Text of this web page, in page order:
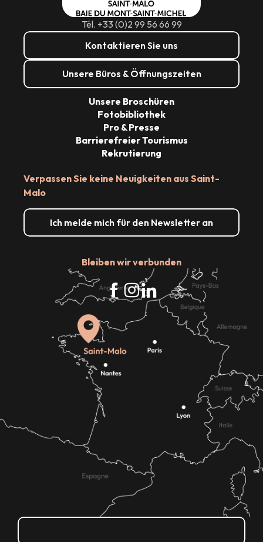
Tél. +33 (0)2 99 56 66 99
Kontaktieren Sie uns
Unsere Büros & Öffnungszeiten
Verpassen Sie keine Neuigkeiten aus Saint-
Malo
Ich melde mich für den Newsletter an
Bleiben wir verbunden
Unsere Broschüren
Fotobibliothek
Pro & Presse
Barrierefreier Tourismus
Rekrutierung